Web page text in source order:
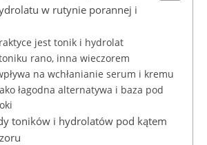
w rutynie porannej i
jest tonik i hydrolat
rano, inna wieczorem
na wchłanianie serum i kremu
łagodna alternatywa i baza pod
toników i hydrolatów pod kątem